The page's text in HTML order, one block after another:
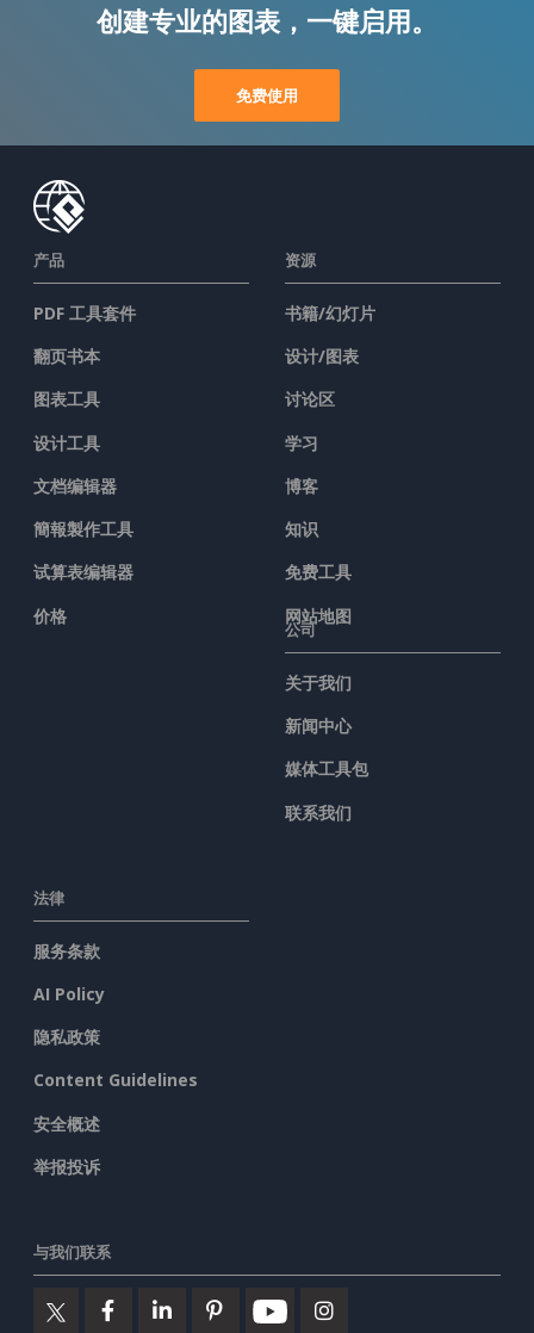
创建专业的图表，一键启用。
免费使用
产品
PDF 工具套件
翻页书本
图表工具
设计工具
文档编辑器
簡報製作工具
试算表编辑器
价格
资源
书籍/幻灯片
设计/图表
讨论区
学习
博客
知识
免费工具
网站地图
公司
关于我们
新闻中心
媒体工具包
联系我们
法律
服务条款
AI Policy
隐私政策
Content Guidelines
安全概述
举报投诉
与我们联系